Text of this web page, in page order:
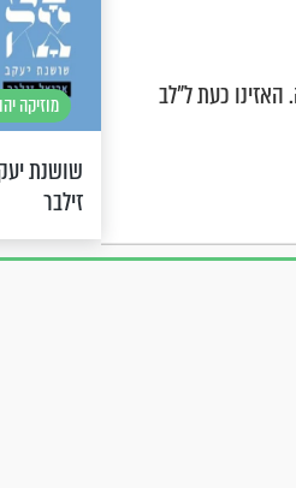
כעת ל"לב
מוזיקה
שושנת
זילבר